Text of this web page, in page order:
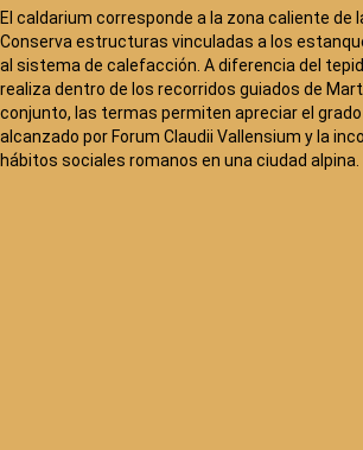
El caldarium corresponde a la zona caliente de
Conserva estructuras vinculadas a los
al sistema de calefacción. A diferencia del
realiza dentro de los recorridos guiados de
conjunto, las termas permiten apreciar el
alcanzado por Forum Claudii Vallensium y la
hábitos sociales romanos en una ciudad alpina.